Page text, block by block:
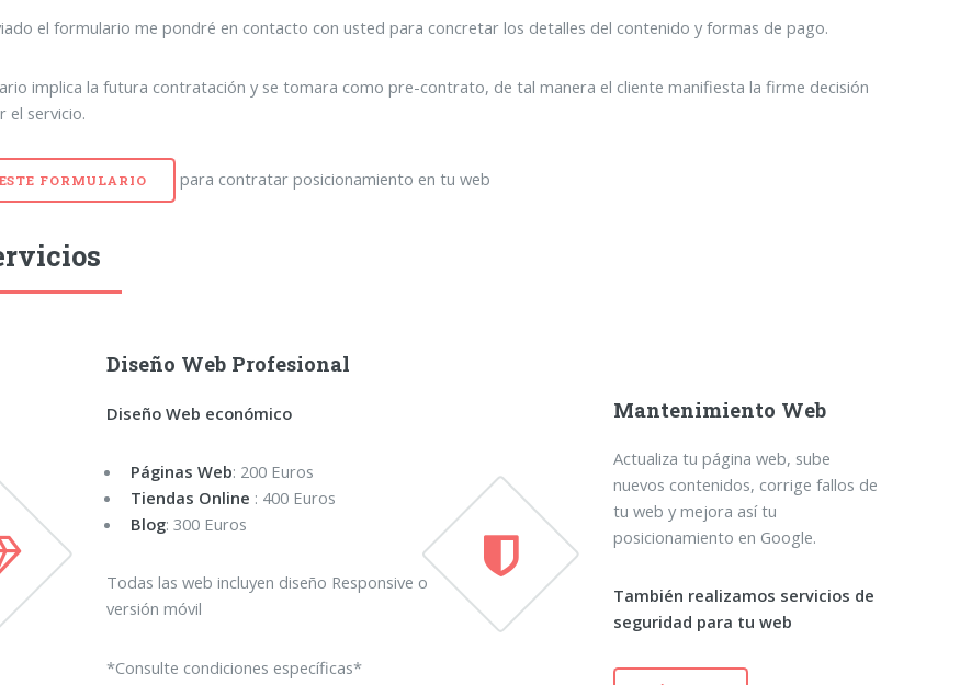
el formulario me pondré en contacto con usted para concretar los detalles del contenido y formas de pago.
implica la futura contratación y se tomara como pre-contrato, de tal manera el cliente manifiesta la firme decisión
el servicio.
ESTE FORMULARIO para contratar posicionamiento en tu web
Diseño Web Profesional
Diseño Web económico
Páginas Web: 200 Euros
Tiendas Online : 400 Euros
Blog: 300 Euros
Todas las web incluyen diseño Responsive o
versión móvil
*Consulte condiciones específicas*
Mantenimiento Web
Actualiza tu página web, sube
nuevos contenidos, corrige fallos de
tu web y mejora así tu
posicionamiento en Google.
También realizamos servicios de
seguridad para tu web